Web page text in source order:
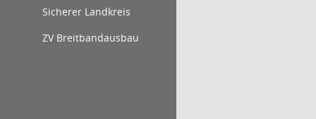
Sicherer Landkreis
ZV Breitbandausbau